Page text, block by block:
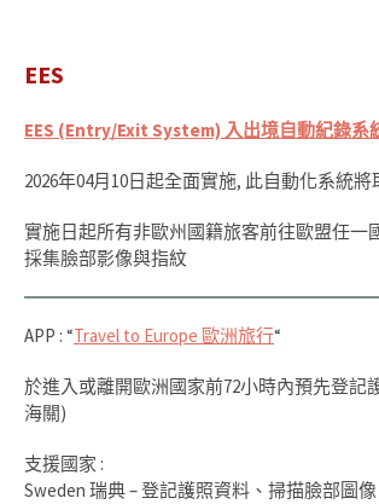
EES
EES (Entry/Exit System) 入出境自動紀錄系
2026年04月10日起全面實施, 此自動化系統
實施日起所有非歐州國籍旅客前往歐盟任一
採集臉部影像與指紋
APP : “Travel to Europe 歐洲旅行“
於進入或離開歐洲國家前72小時內預先登記
海關)
支援國家 :
Sweden 瑞典 – 登記護照資料、掃描臉部圖